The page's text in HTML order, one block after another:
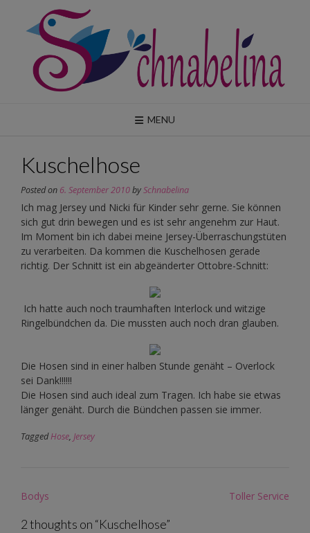
content
MENU
Kuschelhose
Posted on 6. September 2010bySchnabelina
Ich mag Jersey und Nicki für Kinder sehr gerne. Sie können
sich gut drin bewegen und es ist sehr angenehm zur Haut.
Im Moment bin ich dabei meine Jersey-Überraschungstüten
zu verarbeiten. Da kommen die Kuschelhosen gerade
richtig. Der Schnitt ist ein abgeänderter Ottobre-Schnitt:
Ich hatte auch noch traumhaften Interlock und witzige
Ringelbündchen da. Die mussten auch noch dran glauben.
Die Hosen sind in einer halben Stunde genäht – Overlock
sei Dank!!!!!!
Die Hosen sind auch ideal zum Tragen. Ich habe sie etwas
länger genäht. Durch die Bündchen passen sie immer.
TaggedHose, Jersey
Post
Bodys Toller Service
2 thoughts on “Kuschelhose”